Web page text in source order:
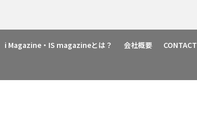
i Magazine・IS magazineとは？ 会社概要 CONTACT